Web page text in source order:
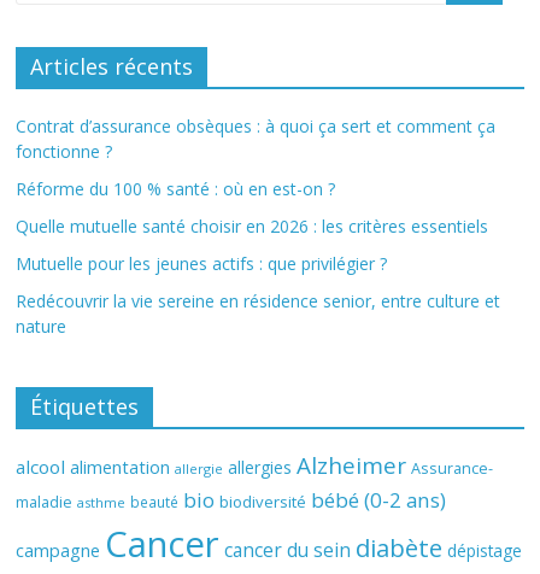
Articles récents
Contrat d’assurance obsèques : à quoi ça sert et comment ça
fonctionne ?
Réforme du 100 % santé : où en est-on ?
Quelle mutuelle santé choisir en 2026 : les critères essentiels
Mutuelle pour les jeunes actifs : que privilégier ?
Redécouvrir la vie sereine en résidence senior, entre culture et
nature
Étiquettes
alcool alimentation allergie allergies Alzheimer Assurance-
maladie asthme beauté bio biodiversité bébé (0-2 ans)
campagne Cancer cancer du sein diabète dépistage